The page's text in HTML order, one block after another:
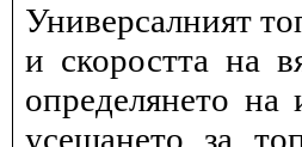
Универсалният
и скоростта на
определянето на
усещането за